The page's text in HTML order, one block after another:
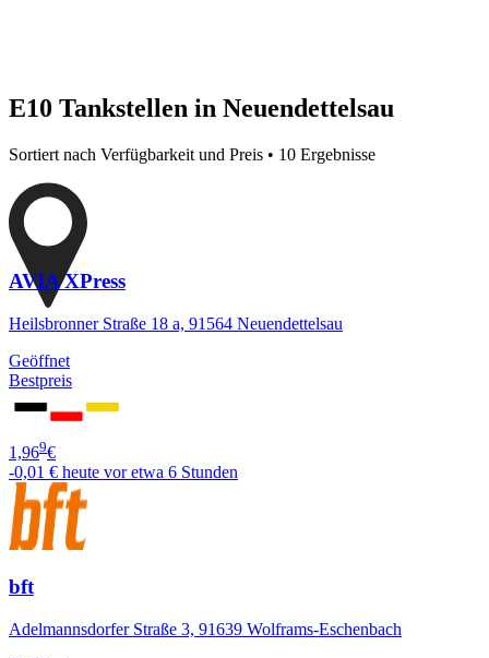
E10 Tankstellen in Neuendettelsau
Sortiert nach Verfügbarkeit und Preis • 10 Ergebnisse
AVIA XPress
Heilsbronner Straße 18 a, 91564 Neuendettelsau
Geöffnet
Bestpreis
1,969€
-0,01 € heute vor etwa 6 Stunden
bft
Adelmannsdorfer Straße 3, 91639 Wolframs-Eschenbach